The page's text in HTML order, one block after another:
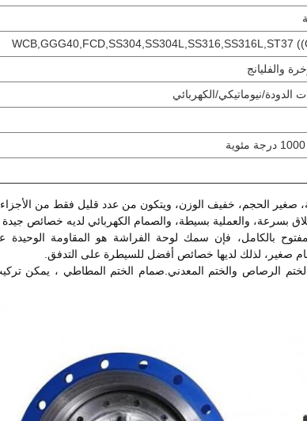
WCB,GGG40,FCD,SS304,SS304L,SS316,SS316L,ST37
والفليانج
الدودة/نيوماتيكي/الكهربائي
صغير الحجم، خفيف الوزن، ويتكون من عدد قليل فقط من الأجزاء.
صغير، لذلك لديها خصائص أفضل للسيطرة على التدفق.
الرصاص والختم المعدني.